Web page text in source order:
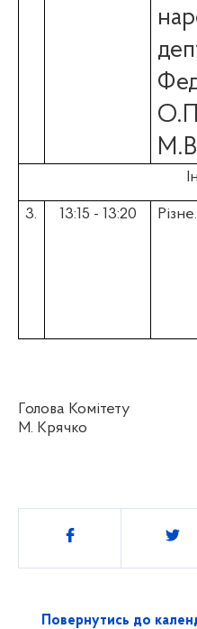
3. 13:15 - 13:20 Різне.
Голова Комітету
М. Крячко
Поділитись
Повернутись до